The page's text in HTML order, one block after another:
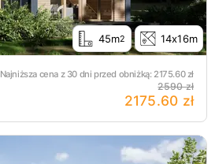
45m2 14x16m
Najniższa cena z 30 dni przed obniżką: 2175.60zł
2590 zł
2175.60 zł